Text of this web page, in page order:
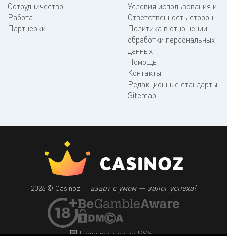
Сотрудничество
Работа
Партнерки
Условия использования и
Ответственность сторон
Политика в отношении
обработки персональных
данных
Помощь
Контакты
Редакционные стандарты
Sitemap
2026 © Casinoz — азарт с умом — залог успеха!
Подписаться на RSS